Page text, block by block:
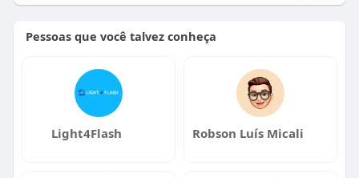
Pessoas que você talvez conheça
Light4Flash Robson Luís Micali